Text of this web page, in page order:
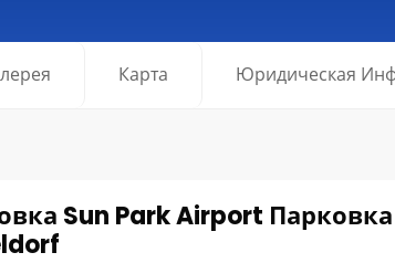
Карта Юридическая
Sun Park Airport